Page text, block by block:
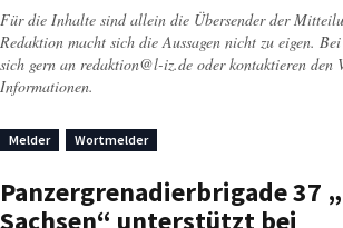
Für die Inhalte sind allein die Übersender der
Redaktion macht sich die Aussagen nicht zu eigen.
sich gern an redaktion@l-iz.de oder kontaktieren den
Informationen.
Melder Wortmelder
Panzergrenadierbrigade 37
Sachsen“ unterstützt bei